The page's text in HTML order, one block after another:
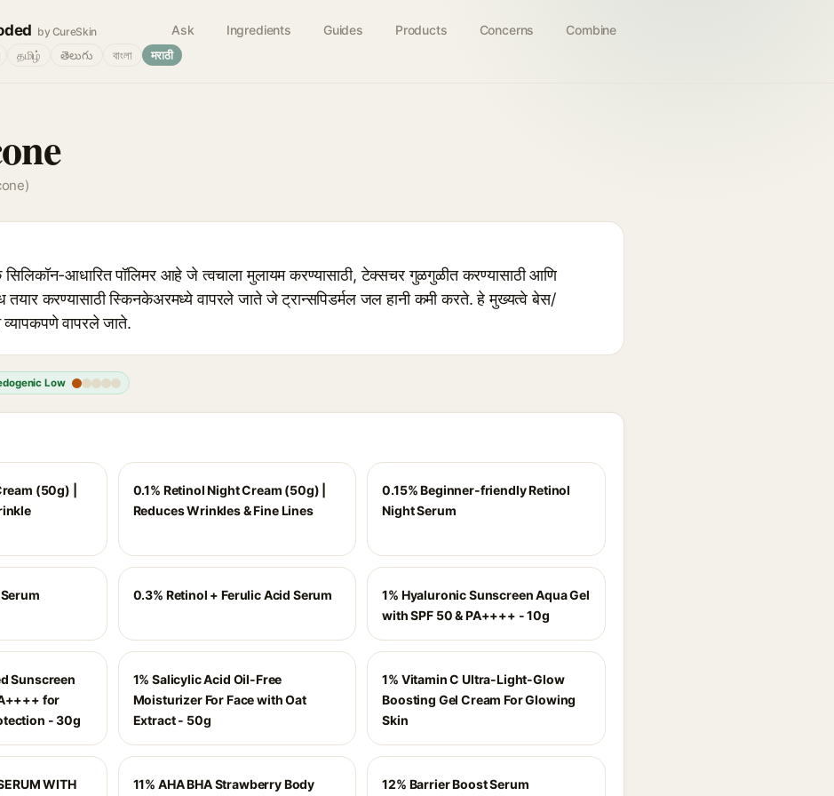
by CureSkin Ask Ingredients Guides Products Concerns Combine
தமிழ் తెలుగు বাংলা मराठी
आधारित पॉलिमर आहे जे त्वचाला मुलायम करण्यासाठी, टेक्सचर गुळगुळीत करण्यासाठी आणि
तयार करण्यासाठी स्किनकेअरमध्ये वापरले जाते जे ट्रान्सपिडर्मल जल हानी कमी करते. हे मुख्यत्वे बेस/
वापरले जाते.
Low
(50g) |
0.1% Retinol Night Cream (50g) |
Reduces Wrinkles & Fine Lines
0.15% Beginner-friendly Retinol
Night Serum
0.3% Retinol + Ferulic Acid Serum
1% Hyaluronic Sunscreen Aqua Gel
with SPF 50 & PA++++ - 10g
Sunscreen
for
- 30g
1% Salicylic Acid Oil-Free
Moisturizer For Face with Oat
Extract - 50g
1% Vitamin C Ultra-Light-Glow
Boosting Gel Cream For Glowing
Skin
WITH 11% AHA BHA Strawberry Body 12% Barrier Boost Serum